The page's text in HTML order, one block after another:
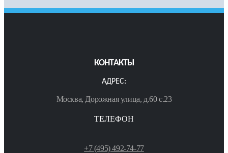
КОНТАКТЫ
АДРЕС:
Москва, Дорожная улица, д.60 с.23
ТЕЛЕФОН
+7 (495) 492-74-77